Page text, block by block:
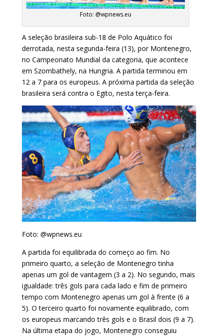
Foto: @wpnews.eu
A seleção brasileira sub-18 de Polo Aquático foi
derrotada, nesta segunda-feira (13), por Montenegro,
no Campeonato Mundial da categoria, que acontece
em Szombathely, na Hungria. A partida terminou em
12 a 7 para os europeus. A próxima partida da seleção
brasileira será contra o Egito, nesta terça-feira.
Foto: @wpnews.eu
A partida foi equilibrada do começo ao fim. No
primeiro quarto, a seleção de Montenegro tinha
apenas um gol de vantagem (3 a 2). No segundo, mais
igualdade: três gols para cada lado e fim de primeiro
tempo com Montenegro apenas um gol à frente (6 a
5). O terceiro quarto foi novamente equilibrado, com
os europeus marcando três gols e o Brasil dois (9 a 7).
Na última etapa do jogo, Montenegro conseguiu